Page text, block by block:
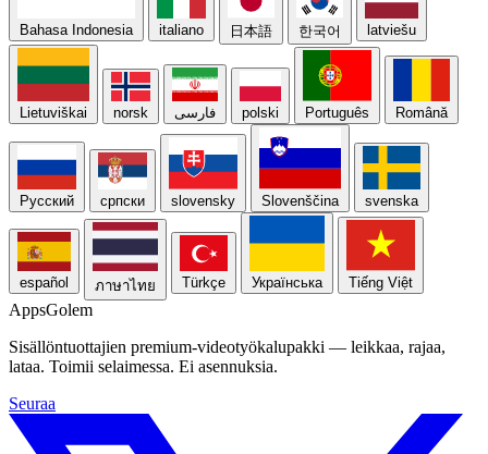
Bahasa Indonesia italiano 日本語 한국어 latviešu
Lietuviškai norsk فارسی polski Português Română
Русский српски slovensky Slovenščina svenska
español ภาษาไทย Türkçe Українська Tiếng Việt
AppsGolem
Sisällöntuottajien premium-videotyökalupakki — leikkaa, rajaa,
lataa. Toimii selaimessa. Ei asennuksia.
Seuraa